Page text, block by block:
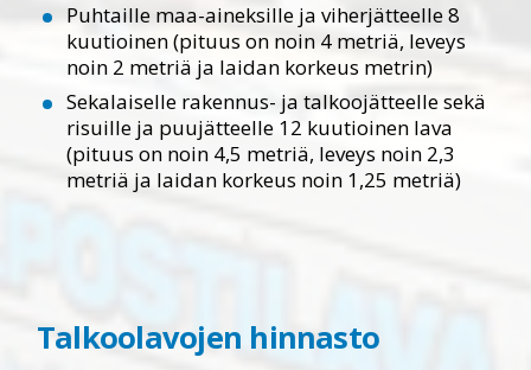
Puhtaille maa-aineksille ja viherjätteelle 8
kuutioinen (pituus on noin 4 metriä, leveys
noin 2 metriä ja laidan korkeus metrin)
Sekalaiselle rakennus- ja talkoojätteelle sekä
risuille ja puujätteelle 12 kuutioinen lava
(pituus on noin 4,5 metriä, leveys noin 2,3
metriä ja laidan korkeus noin 1,25 metriä)
Talkoolavojen hinnasto